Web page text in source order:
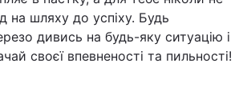
на шляху до успіху. Будь
дивись на будь-яку ситуацію і
своєї впевненості та пильності!